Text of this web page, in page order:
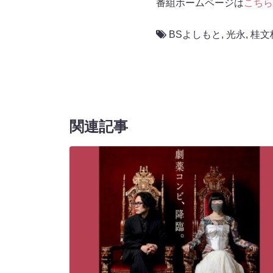
番組ホームページはこちら
BSよしもと , 光永, 桂文
関連記事